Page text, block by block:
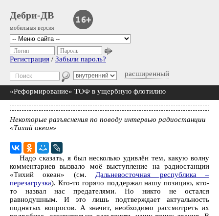
Дебри-ДВ
мобильная версия
расширенный
Логин Пароль
Регистрация / Забыли пароль?
«Реформирование» ТОФ в ущербную флотилию
Некоторые разъяснения по поводу интервью радиостанции
«Тихий океан»
Надо сказать, я был несколько удивлён тем, какую волну
комментариев вызвало моё выступление на радиостанции
«Тихий океан» (см. Дальневосточная республика –
перезагрузка). Кто-то горячо поддержал нашу позицию, кто-
то назвал нас предателями. Но никто не остался
равнодушным. И это лишь подтверждает актуальность
поднятых вопросов. А значит, необходимо рассмотреть их